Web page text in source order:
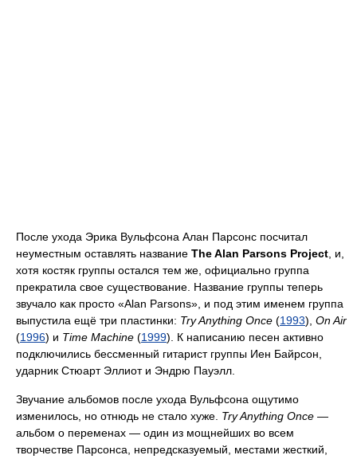
После ухода Эрика Вульфсона Алан Парсонс посчитал
неуместным оставлять название The Alan Parsons Project, и,
хотя костяк группы остался тем же, официально группа
прекратила свое существование. Название группы теперь
звучало как просто «Alan Parsons», и под этим именем группа
выпустила ещё три пластинки: Try Anything Once (1993), On Air
(1996) и Time Machine (1999). К написанию песен активно
подключились бессменный гитарист группы Иен Байрсон,
ударник Стюарт Эллиот и Эндрю Пауэлл.
Звучание альбомов после ухода Вульфсона ощутимо
изменилось, но отнюдь не стало хуже. Try Anything Once —
альбом о переменах — один из мощнейших во всем
творчестве Парсонса, непредсказуемый, местами жесткий,